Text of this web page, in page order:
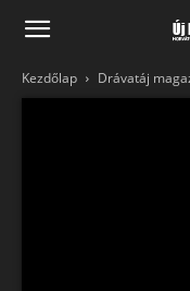
Kezdőlap Drávatáj